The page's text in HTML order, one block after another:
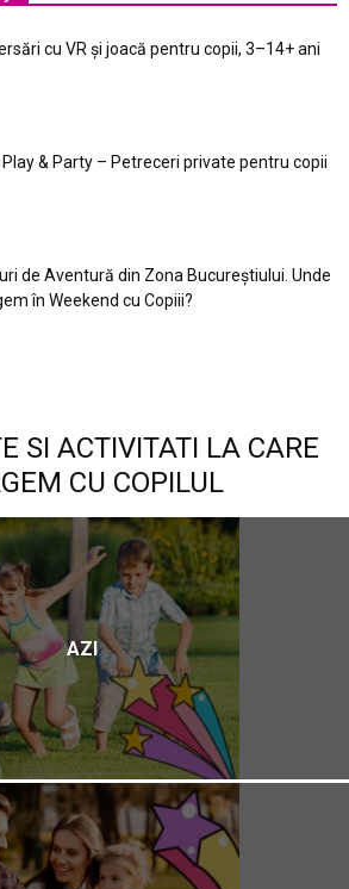
cu VR și joacă pentru copii, 3–14+ ani
& Party – Petreceri private pentru copii
de Aventură din Zona Bucureştiului. Unde
în Weekend cu Copiii?
SI ACTIVITATI LA CARE
CU COPILUL
AZI